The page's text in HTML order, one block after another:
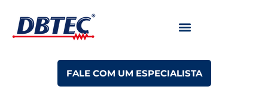
FALE COM UM ESPECIALISTA